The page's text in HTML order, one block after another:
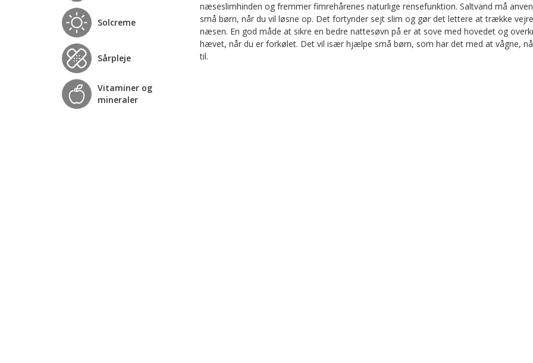
Solcreme
Sårpleje
Vitaminer og
mineraler
næseslimhinden og fremmer fimrehårenes naturlige rensefunktion. Saltvand må
små børn, når du vil løsne op. Det fortynder sejt slim og gør det lettere at trække
næsen. En god måde at sikre en bedre nattesøvn på er at sove med hovedet og
hævet, når du er forkølet. Det vil især hjælpe små børn, som har det med at vågne,
til.